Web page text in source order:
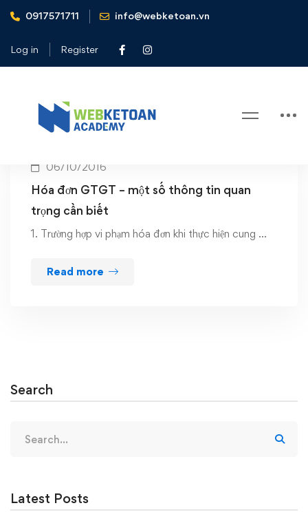
0917571711 info@webketoan.vn
Log in Register
Home văn bản hợp nhất hóa đơn
Tag: văn bản hợp nhất hóa đơn
06/10/2016
Hóa đơn GTGT – một số thông tin quan
trọng cần biết
1. Trường hợp vi phạm hóa đơn khi thực hiện cung …
Read more
Search
for:
Latest Posts